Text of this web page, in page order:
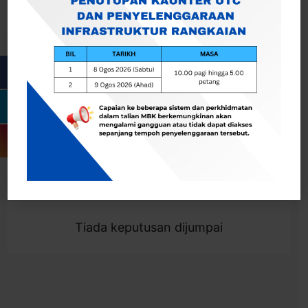
Togol Penapis
Showing 0 result
Tiada keputusan dijumpai